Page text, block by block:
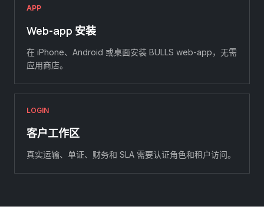
APP
Web-app 安装
在 iPhone、Android 或桌面安装 BULLS web-app，无需
应用商店。
LOGIN
客户工作区
真实运输、单证、财务和 SLA 需要认证角色和租户访问。